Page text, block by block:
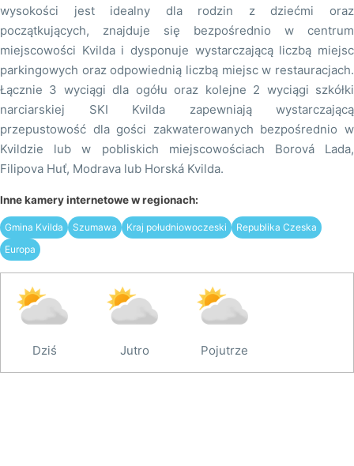
wysokości jest idealny dla rodzin z dziećmi oraz
początkujących, znajduje się bezpośrednio w centrum
miejscowości Kvilda i dysponuje wystarczającą liczbą miejsc
parkingowych oraz odpowiednią liczbą miejsc w restauracjach.
Łącznie 3 wyciągi dla ogółu oraz kolejne 2 wyciągi szkółki
narciarskiej SKI Kvilda zapewniają wystarczającą
przepustowość dla gości zakwaterowanych bezpośrednio w
Kvildzie lub w pobliskich miejscowościach Borová Lada,
Filipova Huť, Modrava lub Horská Kvilda.
Inne kamery internetowe w regionach:
Gmina Kvilda Szumawa Kraj południowoczeski
Republika Czeska
Europa
Dziś Jutro Pojutrze